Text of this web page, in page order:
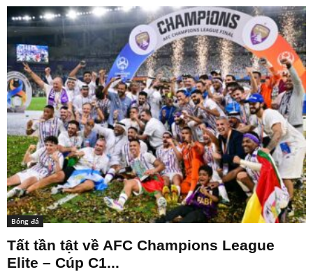
Bóng đá
Tất tần tật về AFC Champions League
Elite – Cúp C1...